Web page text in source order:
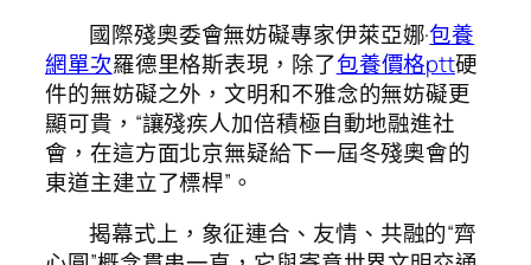
國際殘奧委會無妨礙專家伊萊亞娜·包養
網單次羅德里格斯表現，除了包養價格ptt硬
件的無妨礙之外，文明和不雅念的無妨礙更
顯可貴，“讓殘疾人加倍積極自動地融進社
會，在這方面北京無疑給下一屆冬殘奧會的
東道主建立了標桿”。
揭幕式上，象征連合、友情、共融的“齊